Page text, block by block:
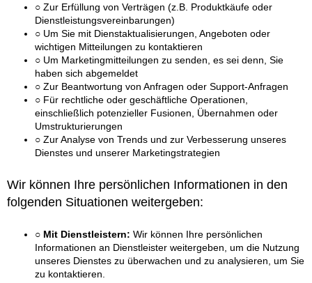
○ Zur Erfüllung von Verträgen (z.B. Produktkäufe oder
Dienstleistungsvereinbarungen)
○ Um Sie mit Dienstaktualisierungen, Angeboten oder
wichtigen Mitteilungen zu kontaktieren
○ Um Marketingmitteilungen zu senden, es sei denn, Sie
haben sich abgemeldet
○ Zur Beantwortung von Anfragen oder Support-Anfragen
○ Für rechtliche oder geschäftliche Operationen,
einschließlich potenzieller Fusionen, Übernahmen oder
Umstrukturierungen
○ Zur Analyse von Trends und zur Verbesserung unseres
Dienstes und unserer Marketingstrategien
Wir können Ihre persönlichen Informationen in den
folgenden Situationen weitergeben:
○ Mit Dienstleistern: Wir können Ihre persönlichen
Informationen an Dienstleister weitergeben, um die Nutzung
unseres Dienstes zu überwachen und zu analysieren, um Sie
zu kontaktieren.